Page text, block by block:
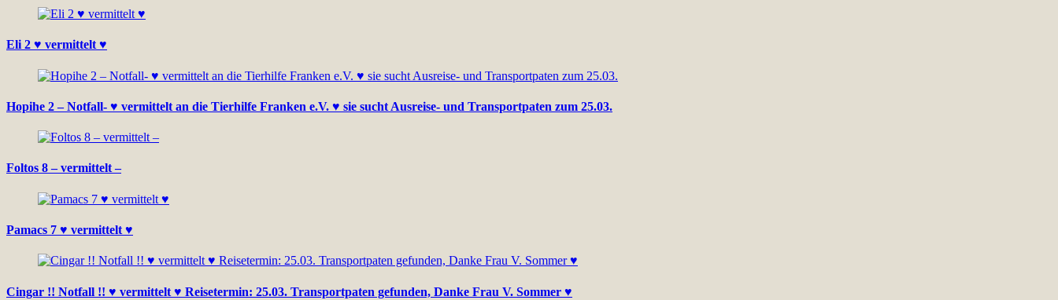
Eli 2 ♥ vermittelt ♥
Hopihe 2 – Notfall- ♥ vermittelt an die Tierhilfe Franken e.V. ♥ sie sucht Ausreise- und Transportpaten zum 25.03.
Foltos 8 – vermittelt –
Pamacs 7 ♥ vermittelt ♥
Cingar !! Notfall !! ♥ vermittelt ♥ Reisetermin: 25.03. Transportpaten gefunden, Danke Frau V. Sommer ♥